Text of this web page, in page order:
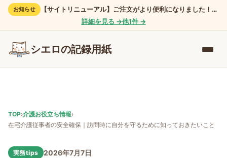
お知らせ
【サイトリニューアル】ご注文がより便利になりました！詳しくはこちら →
詳細を見る →他1件 →
シエロの記録用紙
TOP›介護お役立ち情報›
在宅介護従事者の安全確保｜訪問時に自分を守るために知っておきたいこと
実務tips 2026年7月7日